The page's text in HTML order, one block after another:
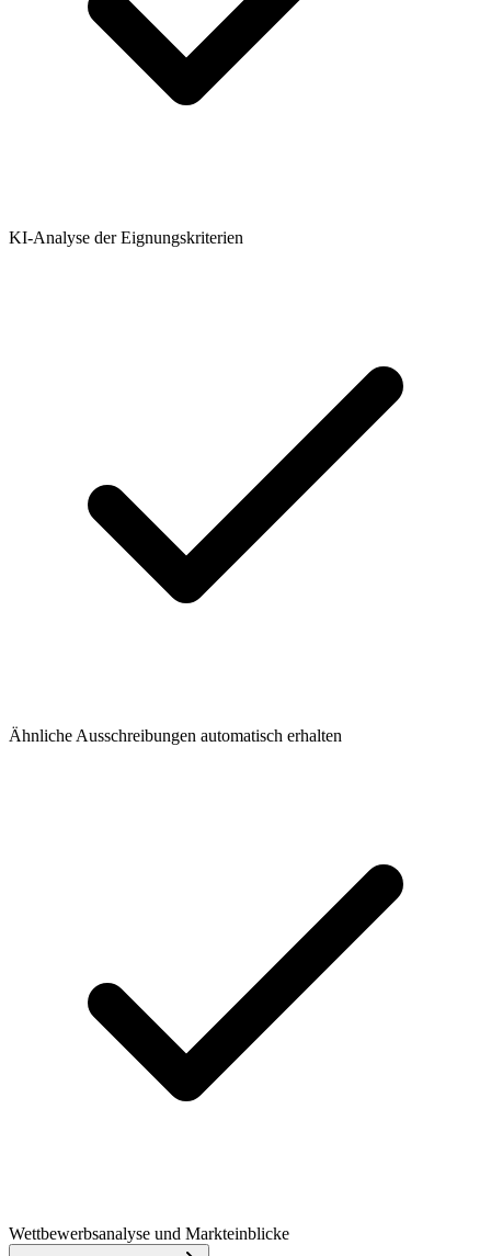
KI-Analyse der Eignungskriterien
Ähnliche Ausschreibungen automatisch erhalten
Wettbewerbsanalyse und Markteinblicke